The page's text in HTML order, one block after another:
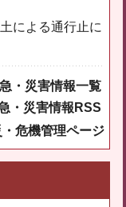
による通行止に
・災害情報一覧
・災害情報RSS
・危機管理ページ